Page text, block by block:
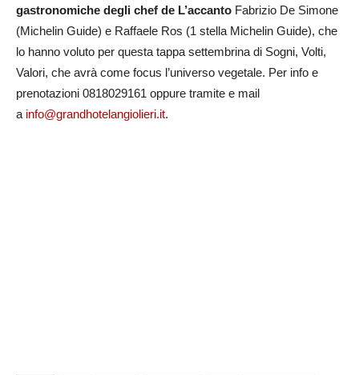
gastronomiche degli chef de L’accanto Fabrizio De Simone
(Michelin Guide) e Raffaele Ros (1 stella Michelin Guide), che
lo hanno voluto per questa tappa settembrina di Sogni, Volti,
Valori, che avrà come focus l’universo vegetale. Per info e
prenotazioni 0818029161 oppure tramite e mail
a info@grandhotelangiolieri.it.